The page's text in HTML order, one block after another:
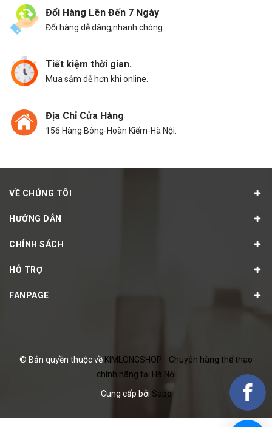
Đổi Hàng Lên Đến 7 Ngày
Đổi hàng dễ dàng,nhanh chóng
Tiết kiệm thời gian.
Mua sắm dễ hơn khi online.
Địa Chỉ Cửa Hàng
156 Hàng Bông-Hoàn Kiếm-Hà Nội.
VỀ CHÚNG TÔI
HƯỚNG DẪN
CHÍNH SÁCH
HỖ TRỢ
FANPAGE
© Bản quyền thuộc về KIMLONGSHOP - Chuyên hàng thể thao
chính hãng tại Hà Nội
Cung cấp bởi Sapo